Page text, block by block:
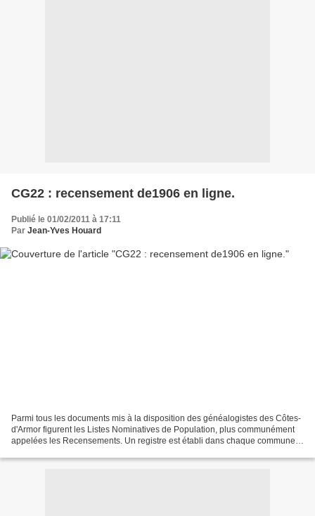
CG22 : recensement de1906 en ligne.
Publié le 01/02/2011 à 17:11
Par Jean-Yves Houard
Parmi tous les documents mis à la disposition des généalogistes des Côtes-
d'Armor figurent les Listes Nominatives de Population, plus communément
appelées les Recensements. Un registre est établi dans chaque commune